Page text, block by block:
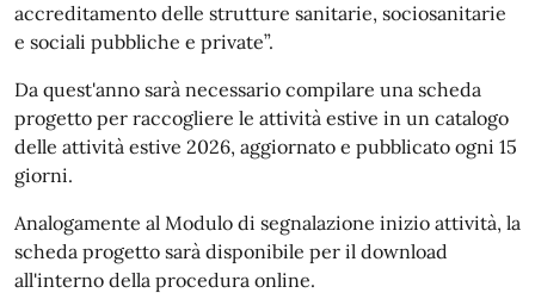
accreditamento delle strutture sanitarie, sociosanitarie
e sociali pubbliche e private”.
Da quest'anno sarà necessario compilare una scheda
progetto per raccogliere le attività estive in un catalogo
delle attività estive 2026, aggiornato e pubblicato ogni 15
giorni.
Analogamente al Modulo di segnalazione inizio attività, la
scheda progetto sarà disponibile per il download
all'interno della procedura online.